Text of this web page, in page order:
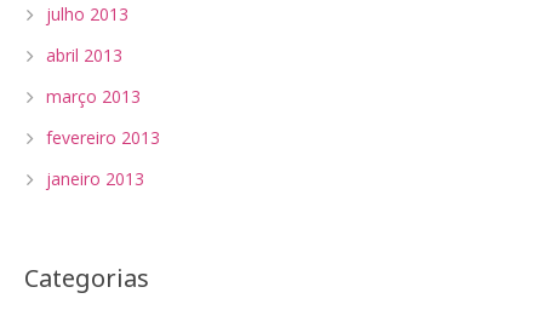
julho 2013
abril 2013
março 2013
fevereiro 2013
janeiro 2013
Categorias